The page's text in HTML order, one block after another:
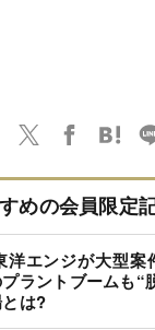
めの会員限定
洋エンジが大型案
ラントブームも“
は?